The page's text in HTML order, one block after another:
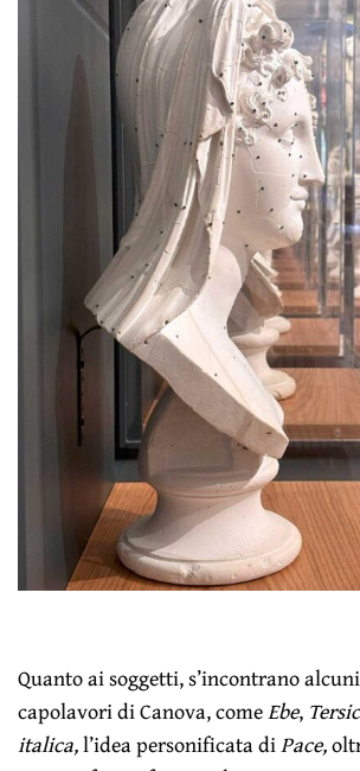
Quanto ai soggetti, s’incontrano
capolavori di Canova, comeEbe,
italica,l’idea personificata diPace,